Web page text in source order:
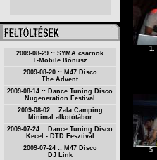
2009-08-29 :: SYMA csarnok
T-Mobile Bónusz
2009-08-20 :: M47 Disco
The Advent
2009-08-14 :: Dance Tuning Disco
Nugeneration Festival
2009-08-02 :: Zala Camping
Minimal alkotótábor
2009-07-24 :: Dance Tuning Disco
Kecel - DTD Fesztivál
2009-07-24 :: M47 Disco
DJ Link
1.
5.